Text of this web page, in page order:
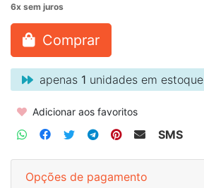
Comprar
apenas 1 unidades em estoque
Adicionar aos favoritos
SMS
Opções de pagamento